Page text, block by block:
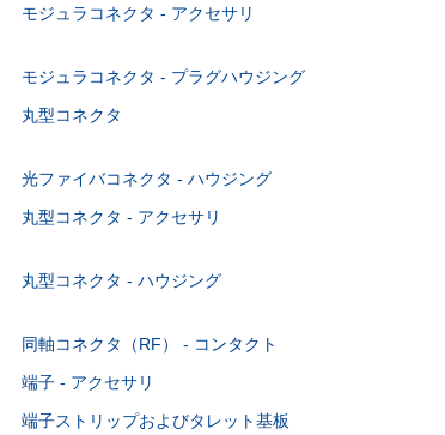
モジュラコネクタ - アクセサリ
モジュラコネクタ - プラグハウジング
丸型コネクタ
光ファイバコネクタ - ハウジング
丸型コネクタ - アクセサリ
丸型コネクタ - ハウジング
同軸コネクタ（RF） - コンタクト
端子 - アクセサリ
端子ストリップおよびタレット基板